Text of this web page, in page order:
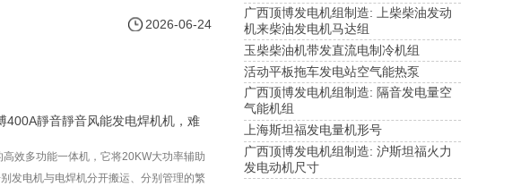
2026-06-24
400A靜音靜音风能发电焊机机，难
效多功能一体机，它将20KW大功率辅助
发电机与电焊机分开搬运、分别管理的繁
广西顶博发电机组制造: 上柴柴油发动
机来柴油发电机马达组
玉柴柴油机带发直流电制冷机组
活动平板拖车发电站空气能热泵
广西顶博发电机组制造: 隔音发电量空
气能机组
上海斯坦福发电量机形号
广西顶博发电机组制造: 沪斯坦福火力
发电动机尺寸